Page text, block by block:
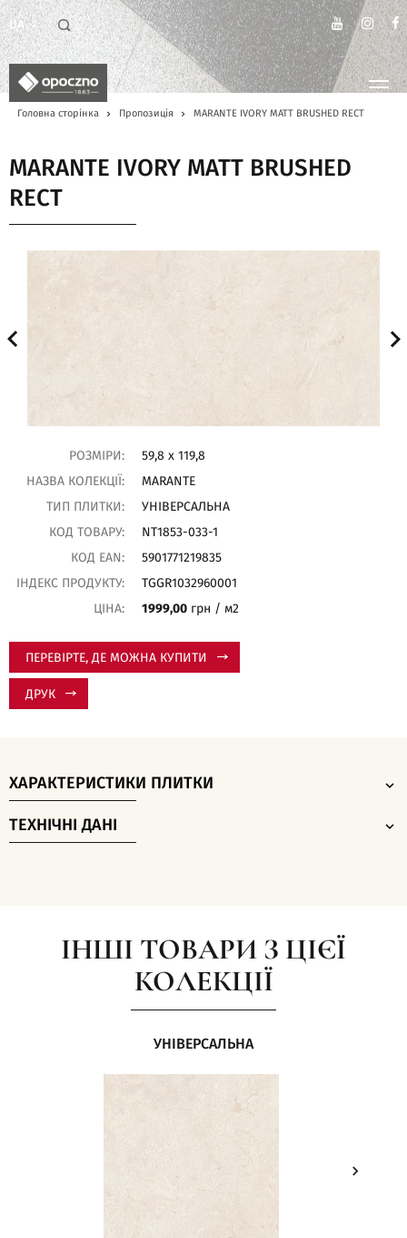
UA
Головна сторінка Пропозиція MARANTE IVORY MATT BRUSHED RECT
MARANTE IVORY MATT BRUSHED
RECT
РОЗМІРИ:
59,8 x 119,8
НАЗВА КОЛЕКЦІЇ:
MARANTE
ТИП ПЛИТКИ:
УНІВЕРСАЛЬНА
КОД ТОВАРУ:
NT1853-033-1
КОД EAN:
5901771219835
ІНДЕКС ПРОДУКТУ:
TGGR1032960001
ЦІНА:
1999,00 грн / м2
ПЕРЕВІРТЕ, ДЕ МОЖНА КУПИТИ
ДРУК
ХАРАКТЕРИСТИКИ ПЛИТКИ
ТЕХНІЧНІ ДАНІ
ІНШІ ТОВАРИ З ЦІЄЇ
КОЛЕКЦІЇ
УНІВЕРСАЛЬНА